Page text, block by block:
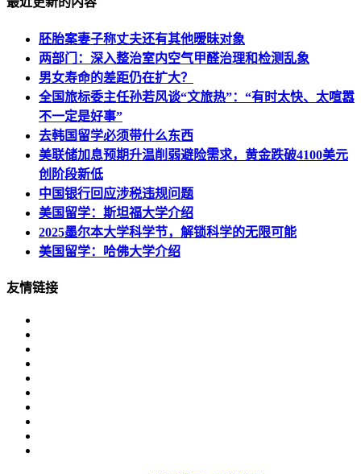
胚胎案妻子称丈夫还有其他暧昧对象
两部门：深入整治室内空气甲醛治理和检测乱象
男女寿命的差距仍在扩大？
全国旅标委主任孙若风谈“文旅热”：“有时太快、太喧嚣
不一定是好事”
去韩国留学必须带什么东西
美联储加息预期升温削弱避险需求，黄金跌破4100美元
创阶段新低
中国银行回应涉税违规问题
美国留学：斯坦福大学介绍
2025墨尔本大学科学节，解锁科学的无限可能
美国留学：哈佛大学介绍
友情链接